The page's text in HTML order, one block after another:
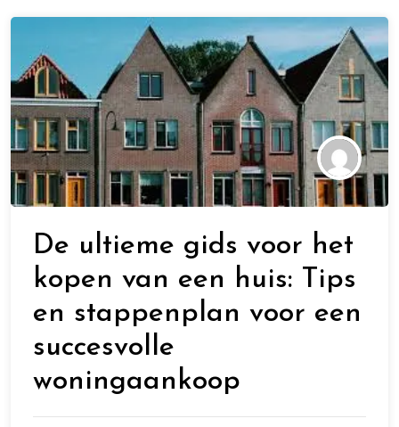
De ultieme gids voor het
kopen van een huis: Tips
en stappenplan voor een
succesvolle
woningaankoop